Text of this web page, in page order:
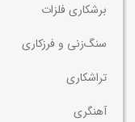
برشکاری فلزات
سنگ‌زنی و فرزکاری
تراشکاری
آهنگری